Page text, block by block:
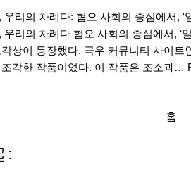
우리의 차례다: 혐오 사회의 중심에서, '
우리의 차례다 혐오 사회의 중심에서, ‘
상이 등장했다. 극우 커뮤니티 사이트
조각한 작품이었다. 이 작품은 조소과…
홈
: